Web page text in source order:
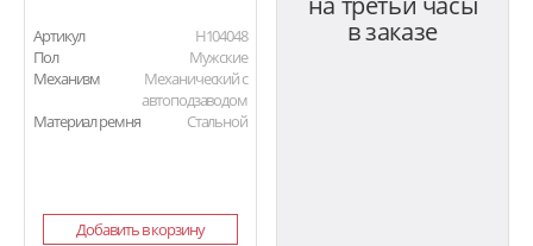
Артикул
H104048
Пол
Мужские
Механизм
Механический с
автоподзаводом
Материал ремня
Стальной
Добавить в корзину
в заказе